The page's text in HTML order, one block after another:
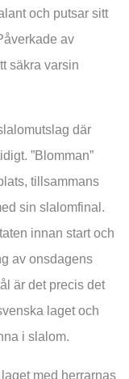
och putsar sitt
av
säkra varsin
där
”Blomman”
tillsammans
sin slalomfinal.
innan start och
av onsdagens
är det precis det
laget och
i slalom.
med herrarnas